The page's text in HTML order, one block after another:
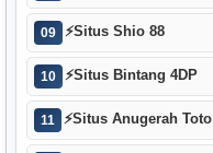
09 ⚡Situs Shio 88
10 ⚡Situs Bintang 4DP
11 ⚡Situs Anugerah Toto